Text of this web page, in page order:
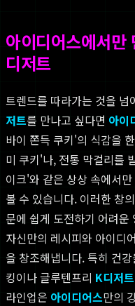
아이디어스에서
디저트
트렌드를 따라가는 것을 넘
저트를 만나고 싶다면 아이
바이 쫀득 쿠키'의 식감을
미 쿠키'나, 전통 막걸리를
이크'와 같은 상상 속에서
볼 수 있습니다. 이러한 창
문에 쉽게 도전하기 어려운
자신만의 레시피와 아이디
을 창조해냅니다. 특히 건
킹이나 글루텐프리 K디저트
라인업은 아이디어스만의